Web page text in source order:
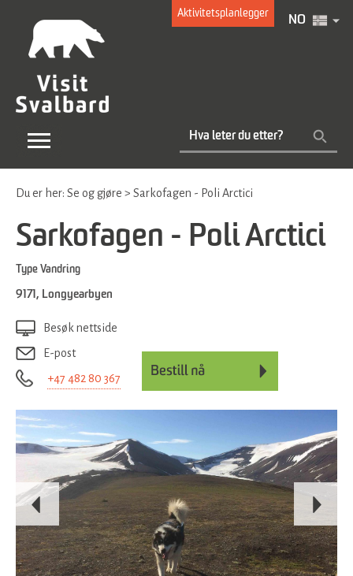
Aktivitetsplanlegger
NO
Du er her: Se og gjøre > Sarkofagen - Poli Arctici
Sarkofagen - Poli Arctici
Type Vandring
9171 , Longyearbyen
Besøk nettside
E-post
+47 482 80 367